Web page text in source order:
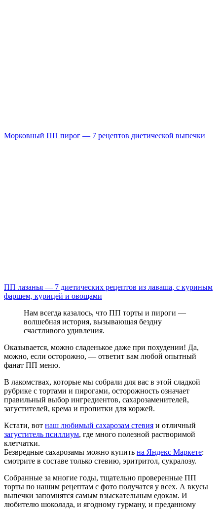
Морковный ПП пирог — 7 рецептов диетической выпечки
ПП лазанья — 7 диетических рецептов из лаваша, с куриным
фаршем, курицей и овощами
Нам всегда казалось, что ПП торты и пироги —
волшебная история, вызывающая бездну
счастливого удивления.
Оказывается, можно сладенькое даже при похудении! Да,
можно, если осторожно, — ответит вам любой опытный
фанат ПП меню.
В лакомствах, которые мы собрали для вас в этой сладкой
рубрике с тортами и пирогами, осторожность означает
правильный выбор ингредиентов, сахарозаменителей,
загустителей, крема и пропитки для коржей.
Кстати, вот наш любимый сахарозам стевия и отличный
загуститель псиллиум, где много полезной растворимой
клетчатки.
Безвредные сахарозамы можно купить на Яндекс Маркете:
смотрите в составе только стевию, эритритол, сукралозу.
Собранные за многие годы, тщательно проверенные ПП
торты по нашим рецептам с фото получатся у всех. А вкусы
выпечки запомнятся самым взыскательным едокам. И
любителю шоколада, и ягодному гурману, и преданному